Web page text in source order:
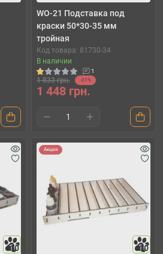
WO-21 Подставка под
краски 50*30-35 мм
тройная
Код товара: 81730-34
В наличии
1
1 833 грн. -21%
1 448 грн.
10
Акция
10